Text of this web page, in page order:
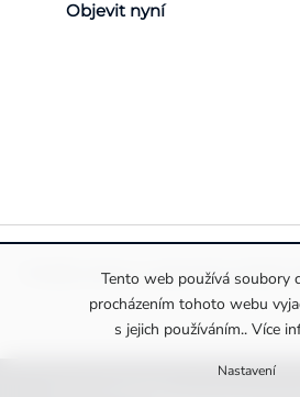
Tento web používá soubory
procházením tohoto webu
s jejich používáním.. Více
Nastavení
Objevit nyní
Pravidla ochrany a zpracování osobních